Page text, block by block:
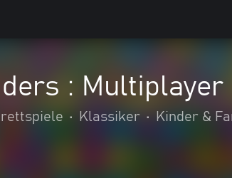
: Multiplayer
• Klassiker • Kinder &